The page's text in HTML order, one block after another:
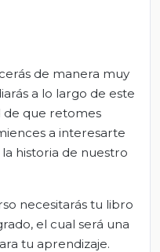
de manera muy
a lo largo de este
de que retomes
a interesarte
historia de nuestro
necesitarás tu libro
el cual será una
tu aprendizaje.